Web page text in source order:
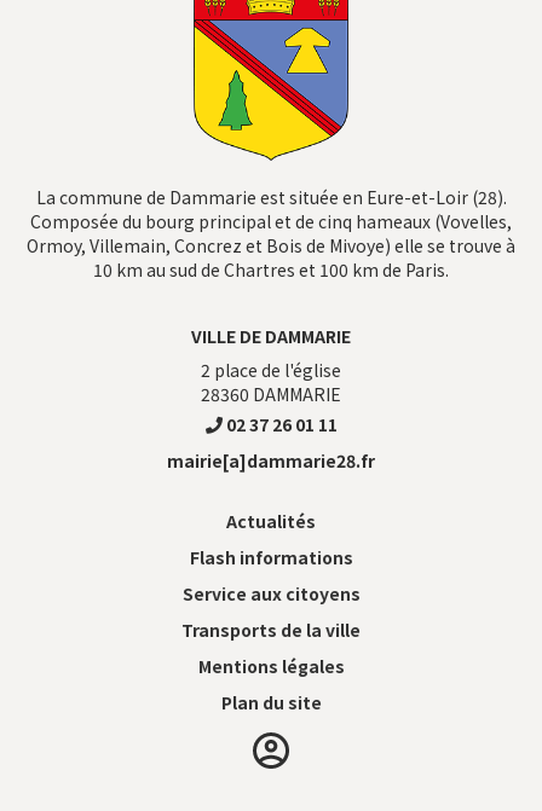
La commune de Dammarie est située en Eure-et-Loir (28).
Composée du bourg principal et de cinq hameaux (Vovelles,
Ormoy, Villemain, Concrez et Bois de Mivoye) elle se trouve à
10 km au sud de Chartres et 100 km de Paris.
VILLE DE DAMMARIE
2 place de l'église
28360 DAMMARIE
02 37 26 01 11
mairie[a]dammarie28.fr
Actualités
Flash informations
Service aux citoyens
Transports de la ville
Mentions légales
Plan du site